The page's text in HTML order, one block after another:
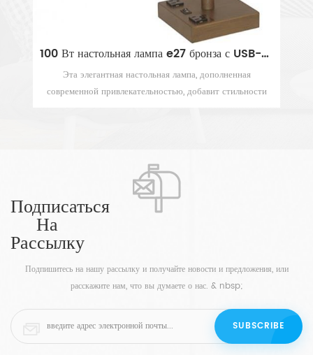
Простой, но ошеломляющий дизайн, эта привлекательная
настольная лампа с чеканным серебром имеет утонченно
дополнением к пространству спальни или гостиной,
привнося новый взгляд в традиционную эстетику,
красивая форма и плавный силуэт позволяют ей
мотивами. Эта великолепная прикроватная лампа из
в ваше любимое пространство, идеальная вещь!
Подписаться
На
Рассылку
Подпишитесь на нашу рассылку и получайте новости и предложения, или
расскажите нам, что вы думаете о нас. & nbsp;